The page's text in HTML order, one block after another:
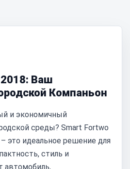
Ваш
Компаньон
и экономичный
среды? Smart Fortwo
это идеальное решение для
стиль и
автомобиль,